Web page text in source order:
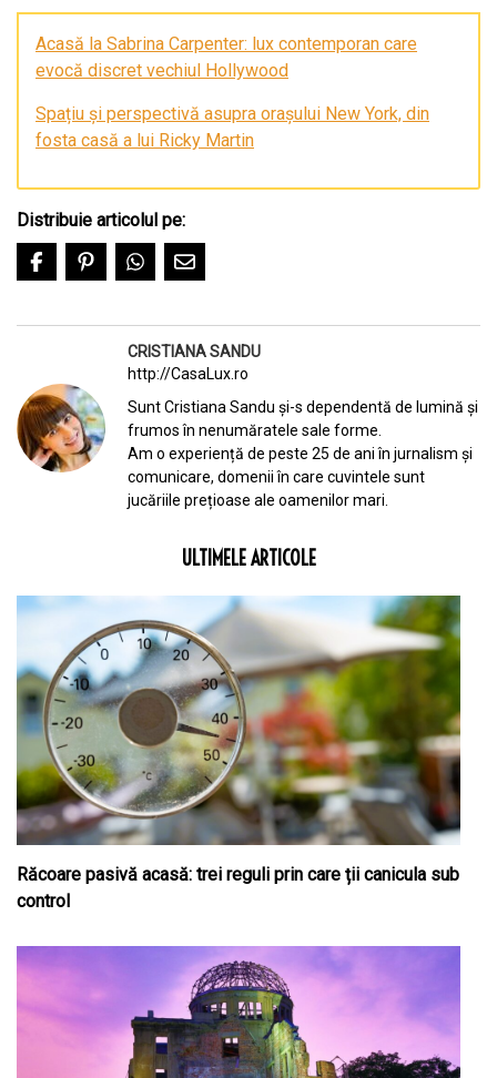
Acasă la Sabrina Carpenter: lux contemporan care
evocă discret vechiul Hollywood
Spațiu și perspectivă asupra orașului New York, din
fosta casă a lui Ricky Martin
Distribuie articolul pe:
CRISTIANA SANDU
http://CasaLux.ro
Sunt Cristiana Sandu și-s dependentă de lumină și
frumos în nenumăratele sale forme.
Am o experiență de peste 25 de ani în jurnalism și
comunicare, domenii în care cuvintele sunt
jucăriile prețioase ale oamenilor mari.
ULTIMELE ARTICOLE
Răcoare pasivă acasă: trei reguli prin care ții canicula sub
control